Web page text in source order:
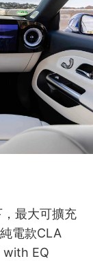
最大可擴充
電款CLA
EQ